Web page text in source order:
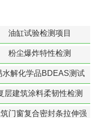
油缸试验检测项目
粉尘爆炸特性检测
水解化学品BDEAS测试
层建筑涂料柔韧性检测
门窗复合密封条拉伸强